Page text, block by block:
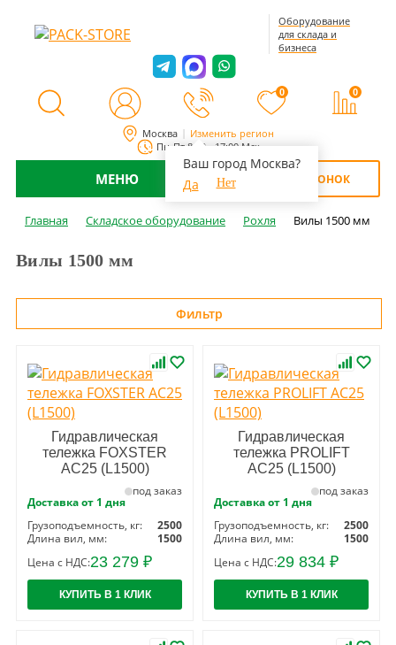
Москва Изменить регион
Ваш город Москва?
Да
Нет
Пн-Пт 8:00 - 17:00 Мск
Оборудование
для склада и
бизнеса
0 0
МЕНЮ ОБРАТНЫЙ ЗВОНОК
Главная Складское оборудование Рохля Вилы 1500 мм
Вилы 1500 мм
Фильтр
Гидравлическая
тележка FOXSTER
AC25 (L1500)
под заказ
Доставка от 1 дня
Грузоподъемность, кг:
2500
Длина вил, мм:
1500
Цена с НДС:23 279 ₽
КУПИТЬ В 1 КЛИК
Гидравлическая
тележка PROLIFT
AC25 (L1500)
под заказ
Доставка от 1 дня
Грузоподъемность, кг:
2500
Длина вил, мм:
1500
Цена с НДС:29 834 ₽
КУПИТЬ В 1 КЛИК